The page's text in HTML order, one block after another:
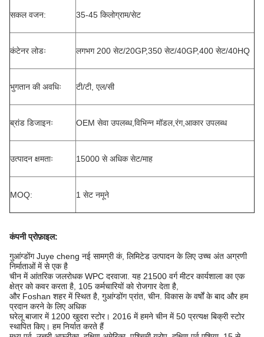
सकल वजन: 35-45 किलोग्राम/सेट
कंटेनर लोडः लगभग 200 सेट/20GP,350 सेट/40GP,400 सेट/40HQ
भुगतान की अवधिः टी/टी, एल/सी
ब्रांड डिजाइनः OEM सेवा उपलब्ध,विभिन्न मॉडल,रंग,आकार उपलब्ध
उत्पादन क्षमताः 15000 से अधिक सेट/माह
MOQ: 1 सेट नमूने
कंपनी प्रोफ़ाइल:
गुआंग्डोंग Juye cheng नई सामग्री कं, लिमिटेड उत्पादन के लिए उच्च अंत अग्रणी
निर्माताओं में से एक है
चीन में आंतरिक जलरोधक WPC दरवाजा. यह 21500 वर्ग मीटर कार्यशाला का एक
क्षेत्र को कवर करता है, 105 कर्मचारियों को रोजगार देता है,
और Foshan शहर में स्थित है, गुआंग्डोंग प्रांत, चीन. विकास के वर्षों के बाद और हम
प्रदान करने के लिए अधिक
घरेलू बाजार में 1200 खुदरा स्टोर। 2016 में हमने चीन में 50 प्रत्यक्ष बिक्री स्टोर
स्थापित किए। हम निर्यात करते हैं